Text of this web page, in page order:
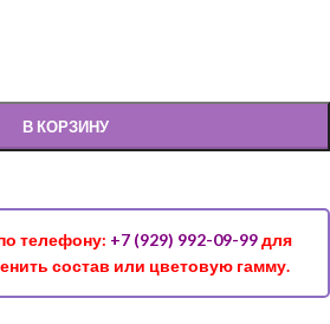
В КОРЗИНУ
телефону: +7 (929) 992-09-99для
состав или цветовую гамму.